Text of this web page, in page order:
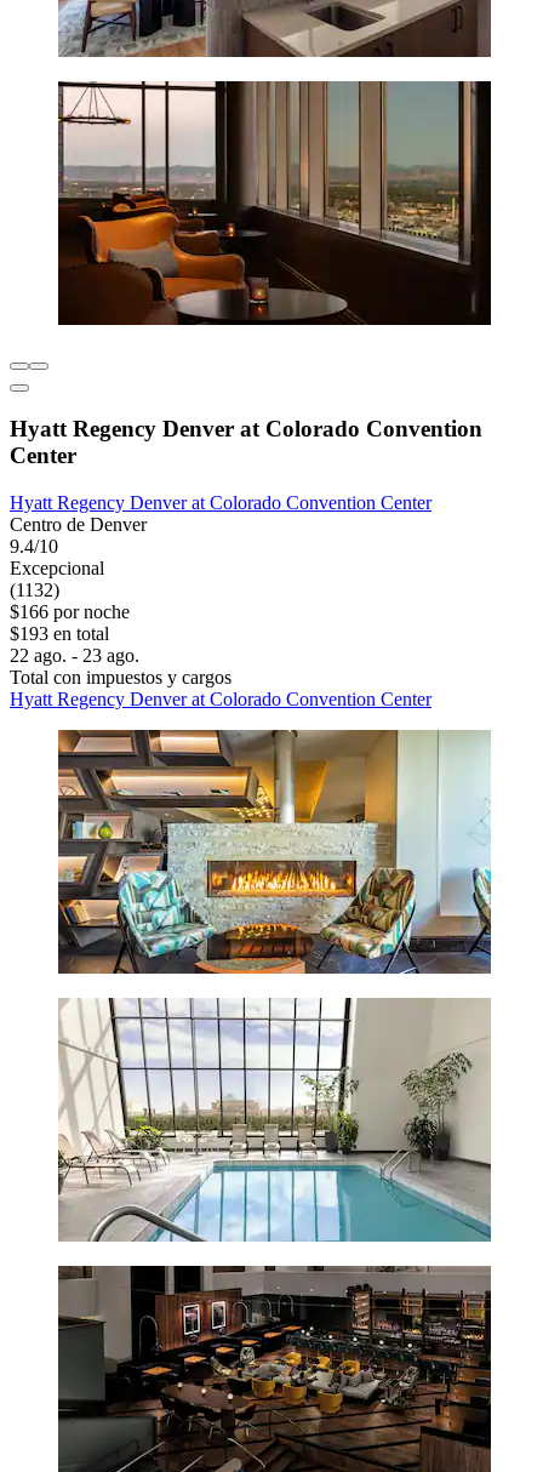
Hyatt Regency Denver at Colorado Convention
Center
Hyatt Regency Denver at Colorado Convention Center
Centro de Denver
9.4/10
Excepcional
(1132)
$166 por noche
$193 en total
22 ago. - 23 ago.
Total con impuestos y cargos
Hyatt Regency Denver at Colorado Convention Center